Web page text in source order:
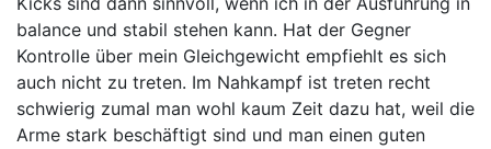
balance und stabil stehen kann. Hat der Gegner
Kontrolle über mein Gleichgewicht empfiehlt es sich
auch nicht zu treten. Im Nahkampf ist treten recht
schwierig zumal man wohl kaum Zeit dazu hat, weil die
Arme stark beschäftigt sind und man einen guten